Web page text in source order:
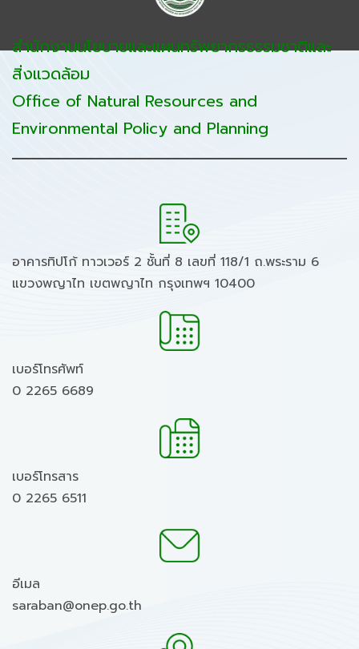
สำนักงานนโยบายและแผนทรัพยากรธรรมชาติและ
สิ่งแวดล้อม
Office of Natural Resources and
Environmental Policy and Planning
อาคารทิปโก้ ทาวเวอร์ 2 ชั้นที่ 8 เลขที่ 118/1 ถ.พระราม 6
แขวงพญาไท เขตพญาไท กรุงเทพฯ 10400
เบอร์โทรศัพท์
0 2265 6689
เบอร์โทรสาร
0 2265 6511
อีเมล
saraban@onep.go.th